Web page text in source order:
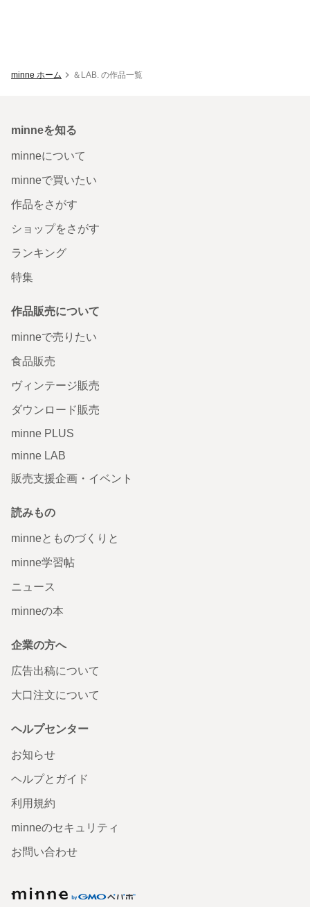
minne ホーム ＆LAB. の作品一覧
minneを知る
minneについて
minneで買いたい
作品をさがす
ショップをさがす
ランキング
特集
作品販売について
minneで売りたい
食品販売
ヴィンテージ販売
ダウンロード販売
minne PLUS
minne LAB
販売支援企画・イベント
読みもの
minneとものづくりと
minne学習帖
ニュース
minneの本
企業の方へ
広告出稿について
大口注文について
ヘルプセンター
お知らせ
ヘルプとガイド
利用規約
minneのセキュリティ
お問い合わせ